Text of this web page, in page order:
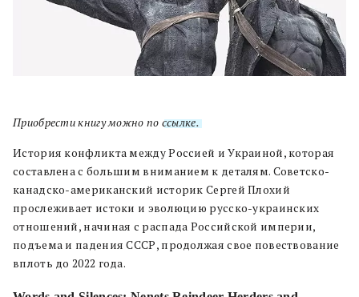
Приобрести книгу можно по ссылке.
История конфликта между Россией и Украиной, которая
составлена с большим вниманием к деталям. Советско-
канадско-американский историк Сергей Плохий
прослеживает истоки и эволюцию русско-украинских
отношений, начиная с распада Российской империи,
подъема и падения СССР, продолжая свое повествование
вплоть до 2022 года.